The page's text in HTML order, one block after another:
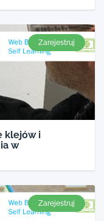
Zarejestruj
klejów i
w
Zarejestruj